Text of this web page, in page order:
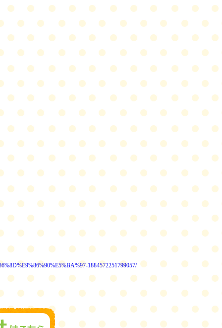
1884572251799057/